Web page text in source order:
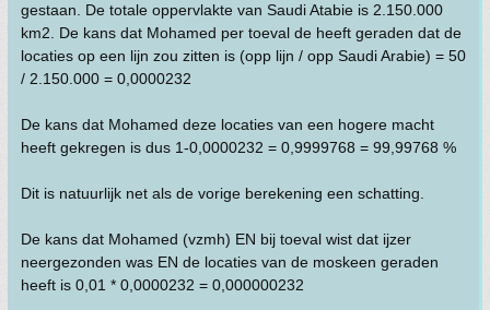
gestaan. De totale oppervlakte van Saudi Atabie is 2.150.000
km2. De kans dat Mohamed per toeval de heeft geraden dat de
locaties op een lijn zou zitten is (opp lijn / opp Saudi Arabie) = 50
/ 2.150.000 = 0,0000232
De kans dat Mohamed deze locaties van een hogere macht
heeft gekregen is dus 1-0,0000232 = 0,9999768 = 99,99768 %
Dit is natuurlijk net als de vorige berekening een schatting.
De kans dat Mohamed (vzmh) EN bij toeval wist dat ijzer
neergezonden was EN de locaties van de moskeen geraden
heeft is 0,01 * 0,0000232 = 0,000000232